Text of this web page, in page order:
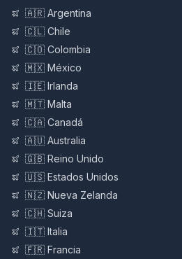
🇦🇷 Argentina
🇨🇱 Chile
🇨🇴 Colombia
🇲🇽 México
🇮🇪 Irlanda
🇲🇹 Malta
🇨🇦 Canadá
🇦🇺 Australia
🇬🇧 Reino Unido
🇺🇸 Estados Unidos
🇳🇿 Nueva Zelanda
🇨🇭 Suiza
🇮🇹 Italia
🇫🇷 Francia